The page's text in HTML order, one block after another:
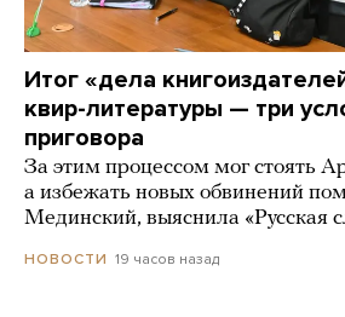
Итог «дела
квир-литературы — три
приговора
За этим процессом мог стоять
а избежать новых обвинений
Мединский, выяснила «Русская
НОВОСТИ 19 часов назад